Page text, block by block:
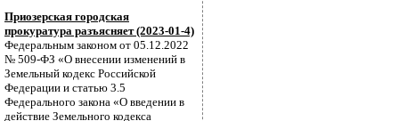
Приозерская городская
прокуратура разъясняет (2023-01-4)
Федеральным законом от 05.12.2022
№ 509-ФЗ «О внесении изменений в
Земельный кодекс Российской
Федерации и статью 3.5
Федерального закона «О введении в
действие Земельного кодекса